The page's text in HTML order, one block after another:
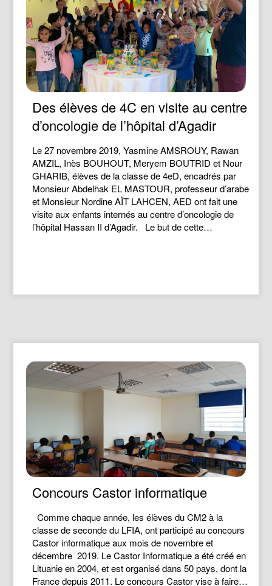
Des élèves de 4C en visite au centre
d’oncologie de l’hôpital d’Agadir
Le 27 novembre 2019, Yasmine AMSROUY, Rawan
AMZIL, Inès BOUHOUT, Meryem BOUTRID et Nour
GHARIB, élèves de la classe de 4eD, encadrés par
Monsieur Abdelhak EL MASTOUR, professeur d’arabe
et Monsieur Nordine AÏT LAHCEN, AED ont fait une
visite aux enfants internés au centre d’oncologie de
l’hôpital Hassan II d’Agadir. Le but de cette…
Concours Castor informatique
Comme chaque année, les élèves du CM2 à la
classe de seconde du LFIA, ont participé au concours
Castor informatique aux mois de novembre et
décembre 2019. Le Castor Informatique a été créé en
Lituanie en 2004, et est organisé dans 50 pays, dont la
France depuis 2011. Le concours Castor vise à faire…